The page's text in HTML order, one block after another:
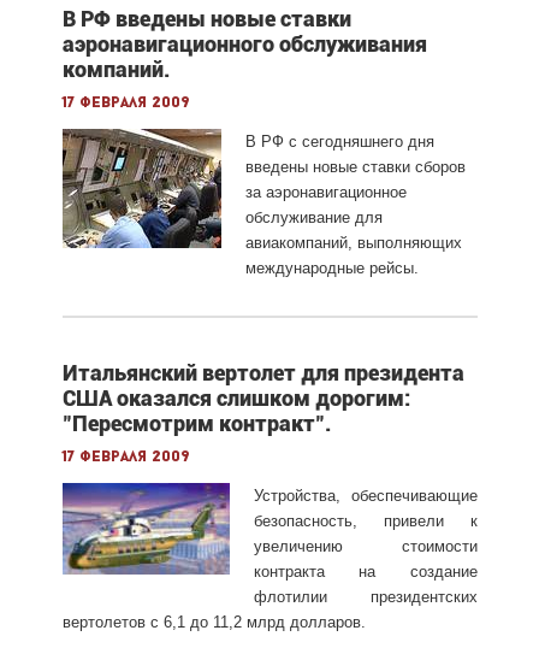
В РФ введены новые ставки
аэронавигационного обслуживания
компаний.
17 февраля 2009
В РФ с сегодняшнего дня
введены новые ставки сборов
за аэронавигационное
обслуживание для
авиакомпаний, выполняющих
международные рейсы.
Итальянский вертолет для президента
США оказался слишком дорогим:
"Пересмотрим контракт".
17 февраля 2009
Устройства, обеспечивающие
безопасность, привели к
увеличению стоимости
контракта на создание
флотилии президентских
вертолетов с 6,1 до 11,2 млрд долларов.